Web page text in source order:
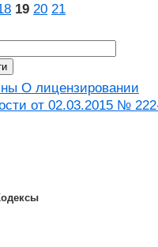
19 20 21
О лицензировании
от 02.03.2015 №